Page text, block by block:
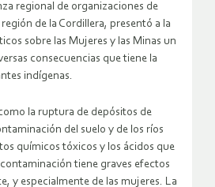
regional de organizaciones de
de la Cordillera, presentó a la
sobre las Mujeres y las Minas un
consecuencias que tiene la
indígenas.
la ruptura de depósitos de
del suelo y de los ríos
químicos tóxicos y los ácidos que
tiene graves efectos
y especialmente de las mujeres. La